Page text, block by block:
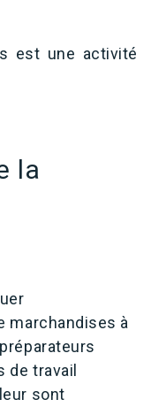
est une activité
la
marchandises à
de travail
sont